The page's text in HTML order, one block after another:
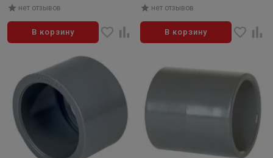
нет отзывов
В корзину
нет отзывов
В корзину